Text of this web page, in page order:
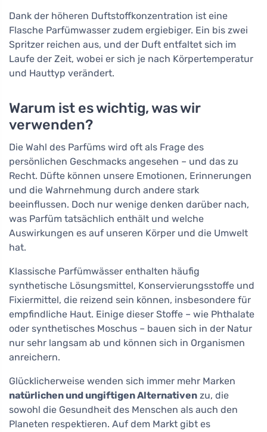
Dank der höheren Duftstoffkonzentration ist eine
Flasche Parfümwasser zudem ergiebiger. Ein bis zwei
Spritzer reichen aus, und der Duft entfaltet sich im
Laufe der Zeit, wobei er sich je nach Körpertemperatur
und Hauttyp verändert.
Warum ist es wichtig, was wir
verwenden?
Die Wahl des Parfüms wird oft als Frage des
persönlichen Geschmacks angesehen – und das zu
Recht. Düfte können unsere Emotionen, Erinnerungen
und die Wahrnehmung durch andere stark
beeinflussen. Doch nur wenige denken darüber nach,
was Parfüm tatsächlich enthält und welche
Auswirkungen es auf unseren Körper und die Umwelt
hat.
Klassische Parfümwässer enthalten häufig
synthetische Lösungsmittel, Konservierungsstoffe und
Fixiermittel, die reizend sein können, insbesondere für
empfindliche Haut. Einige dieser Stoffe – wie Phthalate
oder synthetisches Moschus – bauen sich in der Natur
nur sehr langsam ab und können sich in Organismen
anreichern.
Glücklicherweise wenden sich immer mehr Marken
natürlichen und ungiftigen Alternativen zu, die
sowohl die Gesundheit des Menschen als auch den
Planeten respektieren. Auf dem Markt gibt es